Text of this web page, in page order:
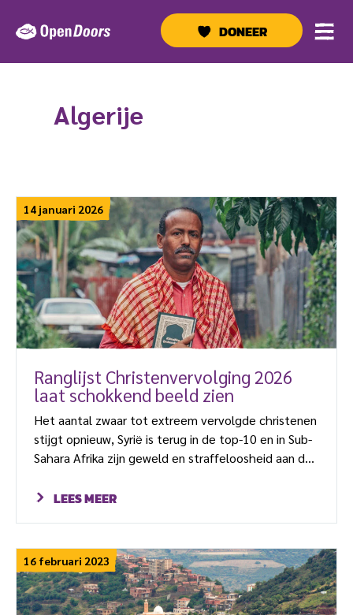
naar
inhoud
DONEER
Algerije
14 januari 2026
Ranglijst Christenvervolging 2026
laat schokkend beeld zien
Het aantal zwaar tot extreem vervolgde christenen
stijgt opnieuw, Syrië is terug in de top-10 en in Sub-
Sahara Afrika zijn geweld en straffeloosheid aan de
verontrustende conclusies van de Ranglijst
LEES MEER
16 februari 2023